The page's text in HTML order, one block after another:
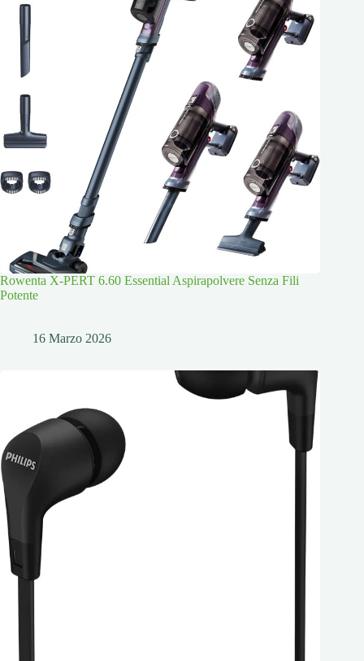
Rowenta X-PERT 6.60 Essential Aspirapolvere Senza Fili
Potente
16 Marzo 2026